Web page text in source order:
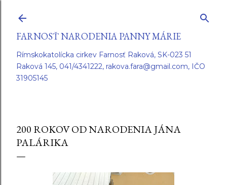
FARNOSŤ NARODENIA PANNY MÁRIE
Rímskokatolícka cirkev Farnosť Raková, SK-023 51
Raková 145, 041/4341222, rakova.fara@gmail.com, IČO
31905145
200 ROKOV OD NARODENIA JÁNA
PALÁRIKA